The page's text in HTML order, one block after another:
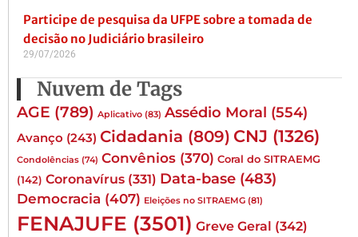
Participe de pesquisa da UFPE sobre a tomada de
decisão no Judiciário brasileiro
29/07/2026
Nuvem de Tags
AGE (789) Aplicativo (83) Assédio Moral (554)
Avanço (243) Cidadania (809) CNJ (1326)
Condolências (74) Convênios (370) Coral do SITRAEMG
(142) Coronavírus (331) Data-base (483)
Democracia (407) Eleições no SITRAEMG (81)
FENAJUFE (3501) Greve Geral (342)